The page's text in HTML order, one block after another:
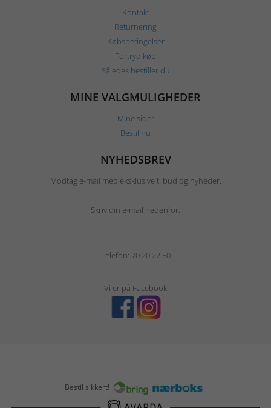
Kontakt
Returnering
Købsbetingelser
Fortryd køb
Således bestiller du
MINE VALGMULIGHEDER
Mine sider
Bestil nu
NYHEDSBREV
Modtag e-mail med eksklusive tilbud og nyheder.
Skriv din e-mail nedenfor.
Telefon: 70 20 22 50
Vi er på Facebook
Bestil sikkert!